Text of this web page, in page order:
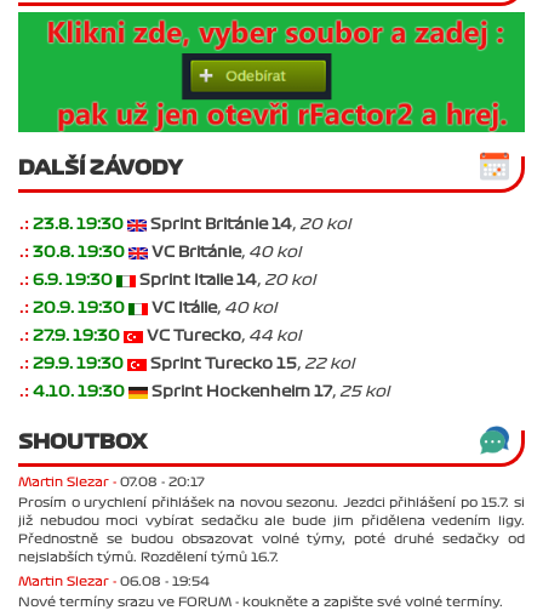
DALŠÍ ZÁVODY
.: 23.8. 19:30 Sprint Británie 14, 20 kol
.: 30.8. 19:30 VC Británie, 40 kol
.: 6.9. 19:30 Sprint Italie 14, 20 kol
.: 20.9. 19:30 VC Itálie, 40 kol
.: 27.9. 19:30 VC Turecko, 44 kol
.: 29.9. 19:30 Sprint Turecko 15, 22 kol
.: 4.10. 19:30 Sprint Hockenheim 17, 25 kol
SHOUTBOX
Martin Slezar - 07.08 - 20:17
Prosím o urychlení přihlášek na novou sezonu. Jezdci přihlášení po 15.7. si
již nebudou moci vybírat sedačku ale bude jim přidělena vedením ligy.
Přednostně se budou obsazovat volné týmy, poté druhé sedačky od
nejslabších týmů. Rozdělení týmů 16.7.
Martin Slezar - 06.08 - 19:54
Nové termíny srazu ve FORUM - koukněte a zapište své volné termíny.